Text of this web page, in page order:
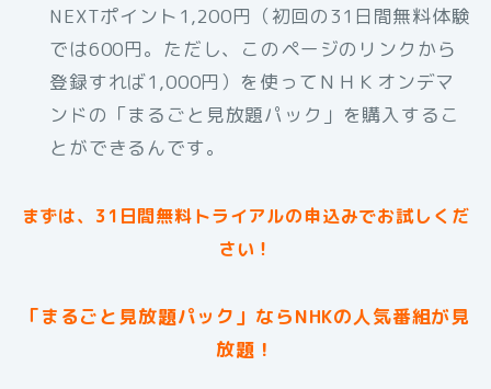
NEXTポイント1,200円（初回の31日間無料体験
では600円。ただし、このページのリンクから
登録すれば1,000円）を使ってＮＨＫオンデマ
ンドの「まるごと見放題パック」を購入するこ
とができるんです。
まずは、31日間無料トライアルの申込みでお試しくだ
さい！
「まるごと見放題パック」ならNHKの人気番組が見
放題！